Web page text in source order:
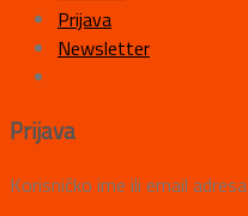
Prijava
Newsletter
Prijava
Korisničko ime ili email adresa